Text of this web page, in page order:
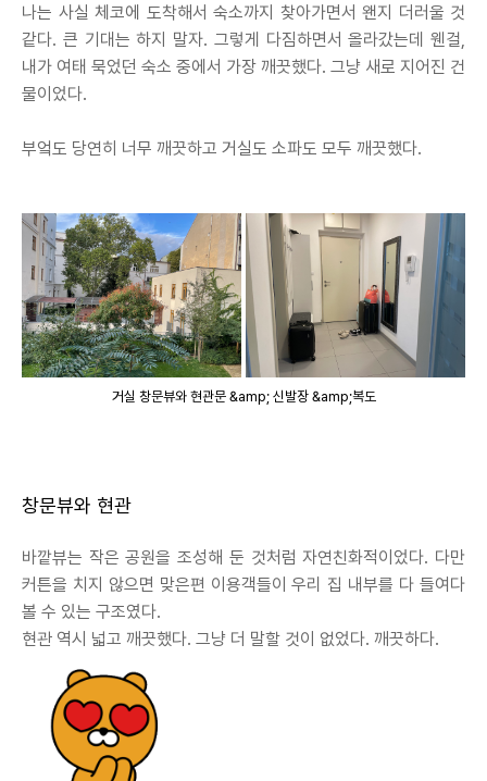
나는 사실 체코에 도착해서 숙소까지 찾아가면서 왠지 더러울 것
같다. 큰 기대는 하지 말자. 그렇게 다짐하면서 올라갔는데 웬걸,
내가 여태 묵었던 숙소 중에서 가장 깨끗했다. 그냥 새로 지어진 건
물이었다.
부엌도 당연히 너무 깨끗하고 거실도 소파도 모두 깨끗했다.
거실 창문뷰와 현관문 &amp; 신발장 &amp;복도
창문뷰와 현관
바깥뷰는 작은 공원을 조성해 둔 것처럼 자연친화적이었다. 다만
커튼을 치지 않으면 맞은편 이용객들이 우리 집 내부를 다 들여다
볼 수 있는 구조였다.
현관 역시 넓고 깨끗했다. 그냥 더 말할 것이 없었다. 깨끗하다.